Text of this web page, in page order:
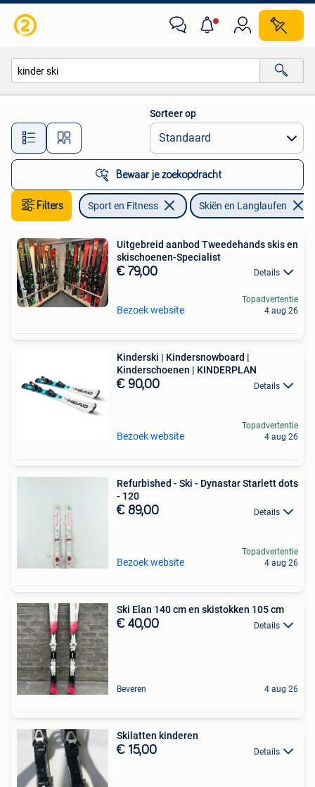
Alle afstanden…
Sorteer op
Bewaar je zoekopdracht
Filters Sport en Fitness Skiën en Langlaufen
Uitgebreid aanbod Tweedehands skis en
skischoenen-Specialist
€ 79,00 Details
Bezoek website
Topadvertentie
4 aug 26
Kinderski | Kindersnowboard |
Kinderschoenen | KINDERPLAN
€ 90,00 Details
Bezoek website
Topadvertentie
4 aug 26
Refurbished - Ski - Dynastar Starlett dots
- 120
€ 89,00 Details
Bezoek website
Topadvertentie
4 aug 26
Ski Elan 140 cm en skistokken 105 cm
€ 40,00 Details
Beveren 4 aug 26
Skilatten kinderen
€ 15,00 Details